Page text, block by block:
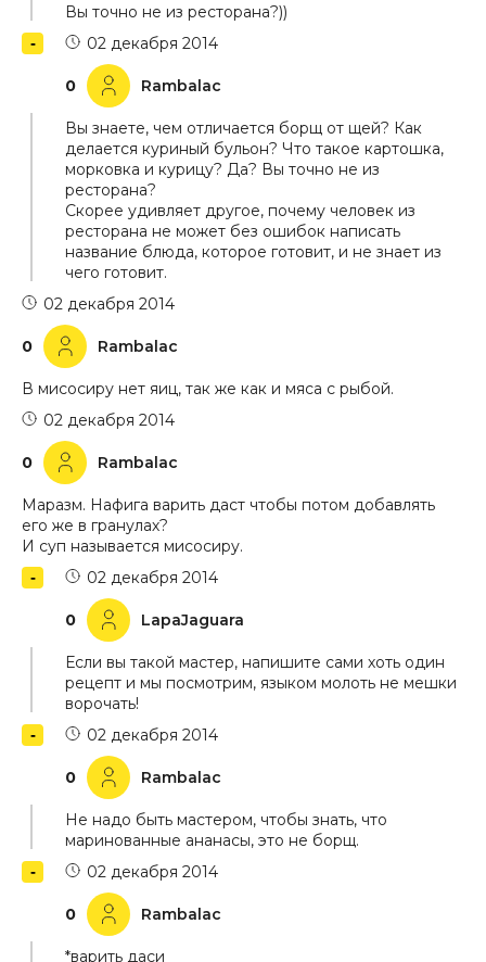
Вы точно не из ресторана?))
0 Rambalac
02 декабря 2014
Вы знаете, чем отличается борщ от щей? Как
делается куриный бульон? Что такое картошка,
морковка и курицу? Да? Вы точно не из
ресторана?
Скорее удивляет другое, почему человек из
ресторана не может без ошибок написать
название блюда, которое готовит, и не знает из
чего готовит.
0 Rambalac
02 декабря 2014
В мисосиру нет яиц, так же как и мяса с рыбой.
0 Rambalac
02 декабря 2014
Маразм. Нафига варить даст чтобы потом добавлять
его же в гранулах?
И суп называется мисосиру.
0 LapaJaguara
02 декабря 2014
Если вы такой мастер, напишите сами хоть один
рецепт и мы посмотрим, языком молоть не мешки
ворочать!
0 Rambalac
02 декабря 2014
Не надо быть мастером, чтобы знать, что
маринованные ананасы, это не борщ.
0 Rambalac
02 декабря 2014
*варить даси